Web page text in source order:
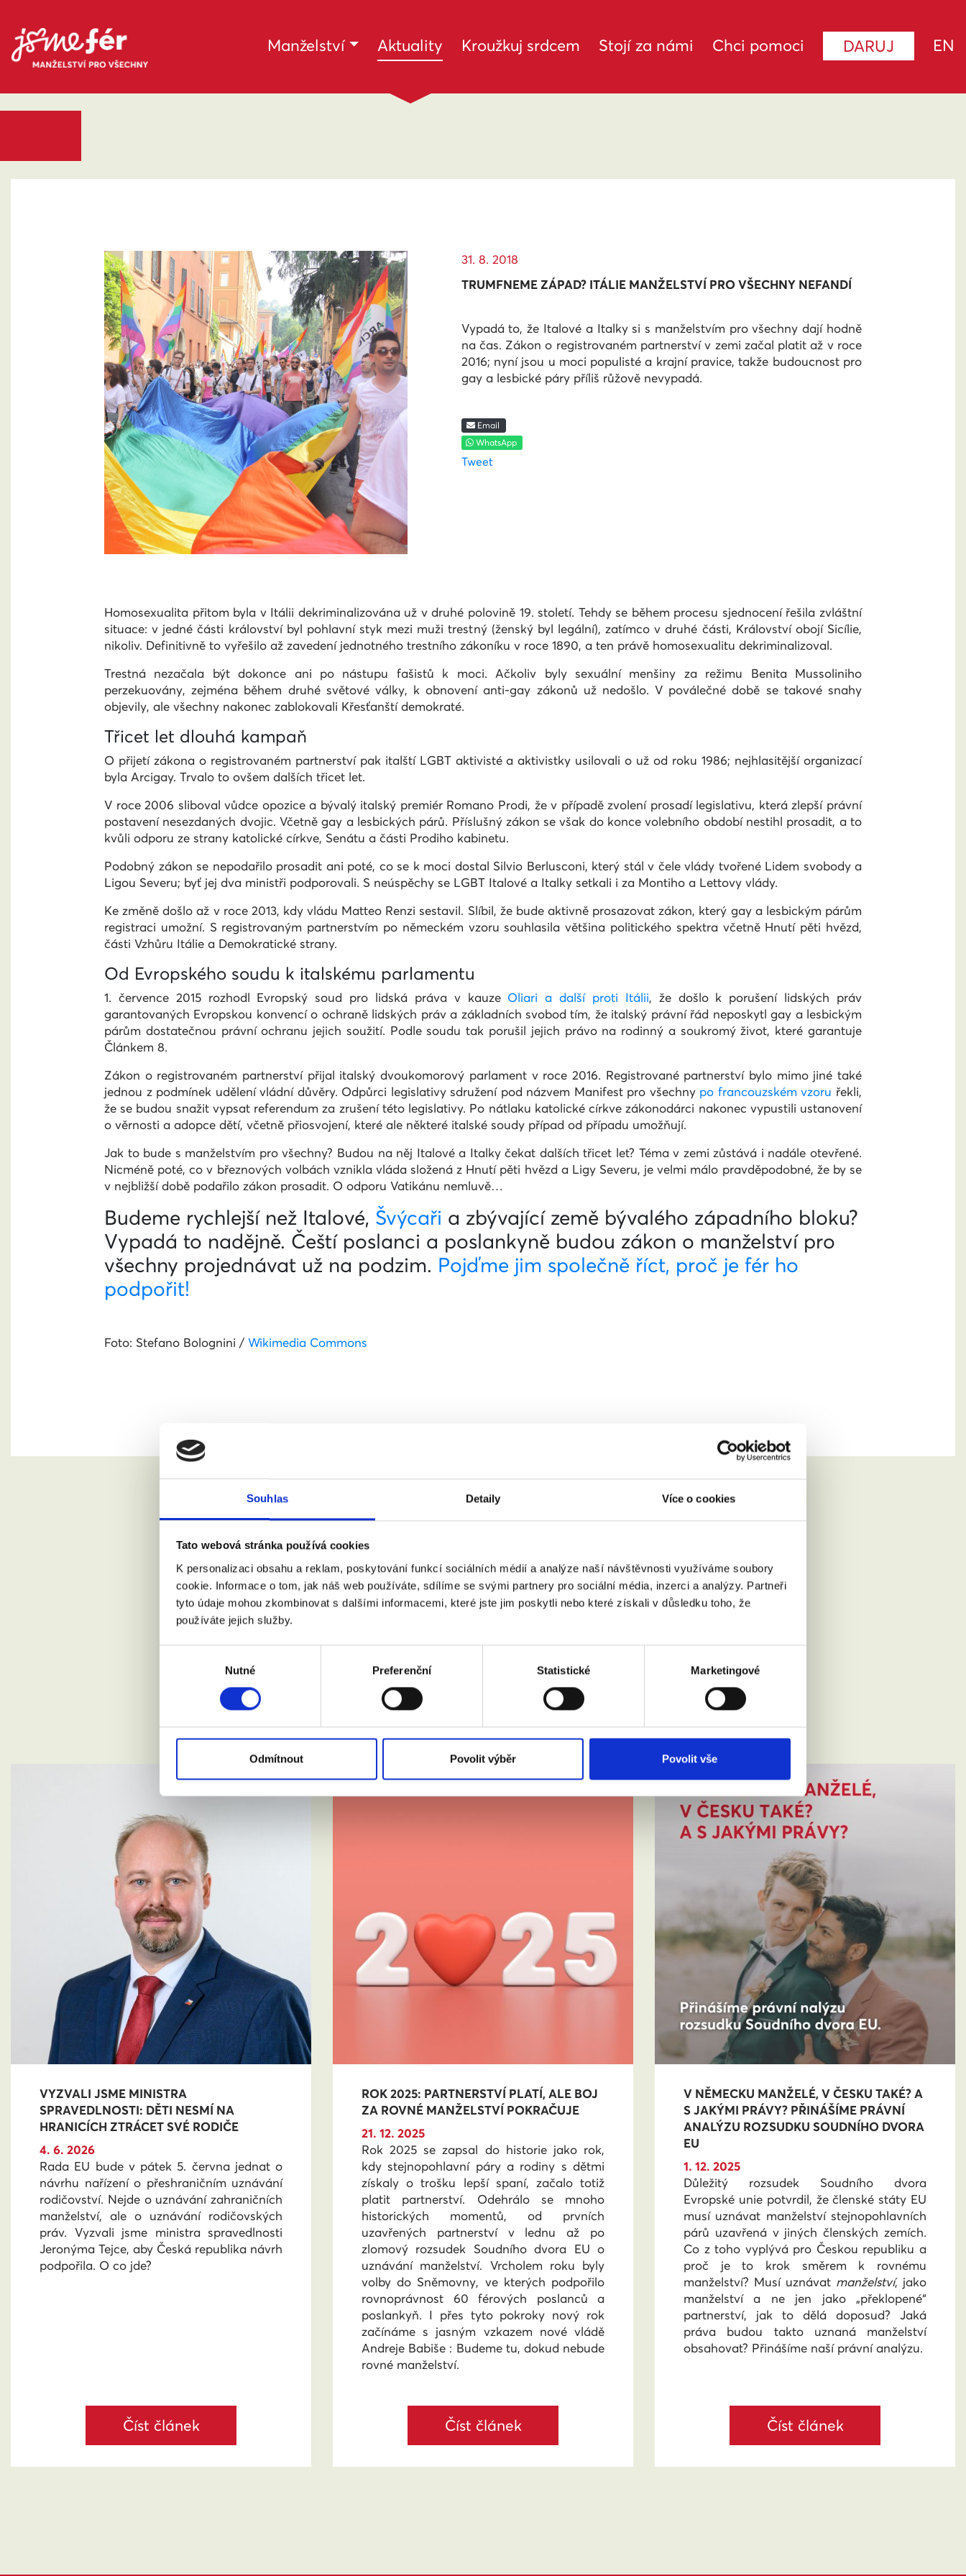
Souhlas Detaily Více o cookies
Tato webová stránka používá cookies
K personalizaci obsahu a reklam, poskytování funkcí sociálních médií a analýze naší návštěvnosti využíváme soubory
cookie. Informace o tom, jak náš web používáte, sdílíme se svými partnery pro sociální média, inzerci a analýzy. Partneři
tyto údaje mohou zkombinovat s dalšími informacemi, které jste jim poskytli nebo které získali v důsledku toho, že
používáte jejich služby.
Nutné Preferenční Statistické Marketingové
Odmítnout Povolit výběr Povolit vše
Manželství Aktuality (current)
Kroužkuj srdcem Stojí za námi Chci pomoci DARUJ EN
31. 8. 2018
TRUMFNEME ZÁPAD? ITÁLIE MANŽELSTVÍ PRO VŠECHNY NEFANDÍ
Vypadá to, že Italové a Italky si s manželstvím pro všechny dají hodně
na čas. Zákon o registrovaném partnerství v zemi začal platit až v roce
2016; nyní jsou u moci populisté a krajní pravice, takže budoucnost pro
gay a lesbické páry příliš růžově nevypadá.
Email
WhatsApp
Tweet
Homosexualita přitom byla v Itálii dekriminalizována už v druhé polovině 19. století. Tehdy se během procesu sjednocení řešila zvláštní
situace: v jedné části království byl pohlavní styk mezi muži trestný (ženský byl legální), zatímco v druhé části, Království obojí Sicílie,
nikoliv. Definitivně to vyřešilo až zavedení jednotného trestního zákoníku v roce 1890, a ten právě homosexualitu dekriminalizoval.
Trestná nezačala být dokonce ani po nástupu fašistů k moci. Ačkoliv byly sexuální menšiny za režimu Benita Mussoliniho
perzekuovány, zejména během druhé světové války, k obnovení anti-gay zákonů už nedošlo. V poválečné době se takové snahy
objevily, ale všechny nakonec zablokovali Křesťanští demokraté.
Třicet let dlouhá kampaň
O přijetí zákona o registrovaném partnerství pak italští LGBT aktivisté a aktivistky usilovali o už od roku 1986; nejhlasitější organizací
byla Arcigay. Trvalo to ovšem dalších třicet let.
V roce 2006 sliboval vůdce opozice a bývalý italský premiér Romano Prodi, že v případě zvolení prosadí legislativu, která zlepší právní
postavení nesezdaných dvojic. Včetně gay a lesbických párů. Příslušný zákon se však do konce volebního období nestihl prosadit, a to
kvůli odporu ze strany katolické církve, Senátu a části Prodiho kabinetu.
Podobný zákon se nepodařilo prosadit ani poté, co se k moci dostal Silvio Berlusconi, který stál v čele vlády tvořené Lidem svobody a
Ligou Severu; byť jej dva ministři podporovali. S neúspěchy se LGBT Italové a Italky setkali i za Montiho a Lettovy vlády.
Ke změně došlo až v roce 2013, kdy vládu Matteo Renzi sestavil. Slíbil, že bude aktivně prosazovat zákon, který gay a lesbickým párům
registraci umožní. S registrovaným partnerstvím po německém vzoru souhlasila většina politického spektra včetně Hnutí pěti hvězd,
části Vzhůru Itálie a Demokratické strany.
Od Evropského soudu k italskému parlamentu
1. července 2015 rozhodl Evropský soud pro lidská práva v kauze Oliari a další proti Itálii, že došlo k porušení lidských práv
garantovaných Evropskou konvencí o ochraně lidských práv a základních svobod tím, že italský právní řád neposkytl gay a lesbickým
párům dostatečnou právní ochranu jejich soužití. Podle soudu tak porušil jejich právo na rodinný a soukromý život, které garantuje
Článkem 8.
Zákon o registrovaném partnerství přijal italský dvoukomorový parlament v roce 2016. Registrované partnerství bylo mimo jiné také
jednou z podmínek udělení vládní důvěry. Odpůrci legislativy sdružení pod názvem Manifest pro všechny po francouzském vzoru řekli,
že se budou snažit vypsat referendum za zrušení této legislativy. Po nátlaku katolické církve zákonodárci nakonec vypustili ustanovení
o věrnosti a adopce dětí, včetně přiosvojení, které ale některé italské soudy případ od případu umožňují.
Jak to bude s manželstvím pro všechny? Budou na něj Italové a Italky čekat dalších třicet let? Téma v zemi zůstává i nadále otevřené.
Nicméně poté, co v březnových volbách vznikla vláda složená z Hnutí pěti hvězd a Ligy Severu, je velmi málo pravděpodobné, že by se
v nejbližší době podařilo zákon prosadit. O odporu Vatikánu nemluvě…
Budeme rychlejší než Italové, Švýcaři a zbývající země bývalého západního bloku?
Vypadá to nadějně. Čeští poslanci a poslankyně budou zákon o manželství pro
všechny projednávat už na podzim. Pojďme jim společně říct, proč je fér ho
podpořit!
Foto: Stefano Bolognini / Wikimedia Commons
PODPOŘTE NÁS
VYZVALI JSME MINISTRA
SPRAVEDLNOSTI: DĚTI NESMÍ NA
HRANICÍCH ZTRÁCET SVÉ RODIČE
4. 6. 2026
Rada EU bude v pátek 5. června jednat o
návrhu nařízení o přeshraničním uznávání
rodičovství. Nejde o uznávání zahraničních
manželství, ale o uznávání rodičovských
práv. Vyzvali jsme ministra spravedlnosti
Jeronýma Tejce, aby Česká republika návrh
podpořila. O co jde?
Číst článek
ROK 2025: PARTNERSTVÍ PLATÍ, ALE BOJ
ZA ROVNÉ MANŽELSTVÍ POKRAČUJE
21. 12. 2025
Rok 2025 se zapsal do historie jako rok,
kdy stejnopohlavní páry a rodiny s dětmi
získaly o trošku lepší spaní, začalo totiž
platit partnerství. Odehrálo se mnoho
historických momentů, od prvních
uzavřených partnerství v lednu až po
zlomový rozsudek Soudního dvora EU o
uznávání manželství. Vrcholem roku byly
volby do Sněmovny, ve kterých podpořilo
rovnoprávnost 60 férových poslanců a
poslankyň. I přes tyto pokroky nový rok
začínáme s jasným vzkazem nové vládě
Andreje Babiše : Budeme tu, dokud nebude
rovné manželství.
Číst článek
V NĚMECKU MANŽELÉ, V ČESKU TAKÉ? A
S JAKÝMI PRÁVY? PŘINÁŠÍME PRÁVNÍ
ANALÝZU ROZSUDKU SOUDNÍHO DVORA
EU
1. 12. 2025
Důležitý rozsudek Soudního dvora
Evropské unie potvrdil, že členské státy EU
musí uznávat manželství stejnopohlavních
párů uzavřená v jiných členských zemích.
Co z toho vyplývá pro Českou republiku a
proč je to krok směrem k rovnému
manželství? Musí uznávat manželství, jako
manželství a ne jen jako „překlopené“
partnerství, jak to dělá doposud? Jaká
práva budou takto uznaná manželství
obsahovat? Přinášíme naší právní analýzu.
Číst článek